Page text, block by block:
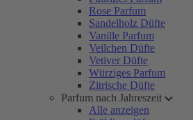
Rose Parfum
Sandelholz Düfte
Vanille Parfum
Veilchen Düfte
Vetiver Düfte
Würziges Parfum
Zitrische Düfte
Parfum nach Jahreszeit
Alle anzeigen